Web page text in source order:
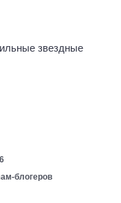
звездные
блогеров